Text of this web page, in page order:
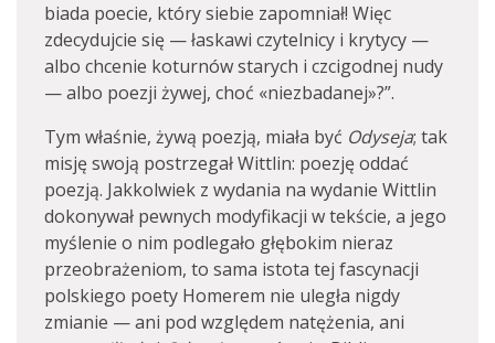
biada poecie, który siebie zapomniał! Więc
zdecydujcie się — łaskawi czytelnicy i krytycy —
albo chcenie koturnów starych i czcigodnej nudy
— albo poezji żywej, choć «niezbadanej»?”.
Tym właśnie, żywą poezją, miała być Odyseja; tak
misję swoją postrzegał Wittlin: poezję oddać
poezją. Jakkolwiek z wydania na wydanie Wittlin
dokonywał pewnych modyfikacji w tekście, a jego
myślenie o nim podlegało głębokim nieraz
przeobrażeniom, to sama istota tej fascynacji
polskiego poety Homerem nie uległa nigdy
zmianie — ani pod względem natężenia, ani